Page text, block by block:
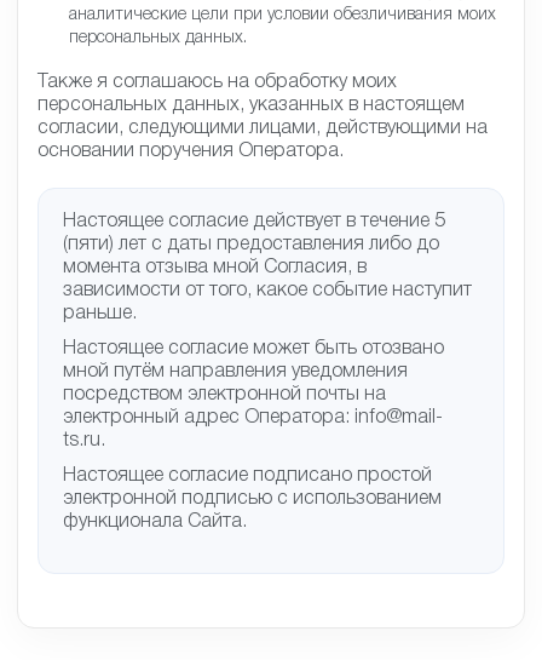
аналитические цели при условии обезличивания моих
персональных данных.
Также я соглашаюсь на обработку моих
персональных данных, указанных в настоящем
согласии, следующими лицами, действующими на
основании поручения Оператора.
Настоящее согласие действует в течение 5
(пяти) лет с даты предоставления либо до
момента отзыва мной Согласия, в
зависимости от того, какое событие наступит
раньше.
Настоящее согласие может быть отозвано
мной путём направления уведомления
посредством электронной почты на
электронный адрес Оператора: info@mail-
ts.ru.
Настоящее согласие подписано простой
электронной подписью с использованием
функционала Сайта.